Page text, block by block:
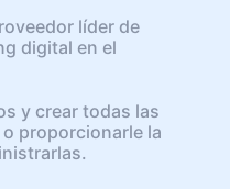
líder de
digital en el
y crear todas las
proporcionarle la